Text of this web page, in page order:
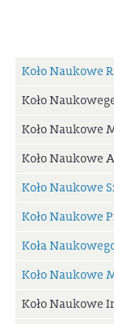
Koło Naukowe
Koło
Koło Naukowe
Koło Naukowe
Koło Naukowe
Koło Naukowe
Koła
Koło
Koło Naukowe